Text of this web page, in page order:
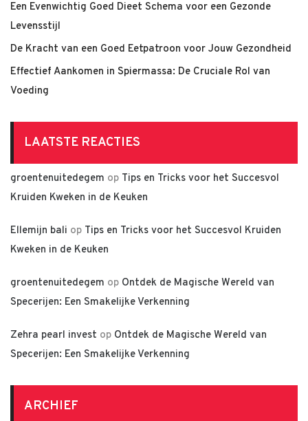
Een Evenwichtig Goed Dieet Schema voor een Gezonde
Levensstijl
De Kracht van een Goed Eetpatroon voor Jouw Gezondheid
Effectief Aankomen in Spiermassa: De Cruciale Rol van
Voeding
LAATSTE REACTIES
groentenuitedegem op Tips en Tricks voor het Succesvol
Kruiden Kweken in de Keuken
Ellemijn bali op Tips en Tricks voor het Succesvol Kruiden
Kweken in de Keuken
groentenuitedegem op Ontdek de Magische Wereld van
Specerijen: Een Smakelijke Verkenning
Zehra pearl invest op Ontdek de Magische Wereld van
Specerijen: Een Smakelijke Verkenning
ARCHIEF